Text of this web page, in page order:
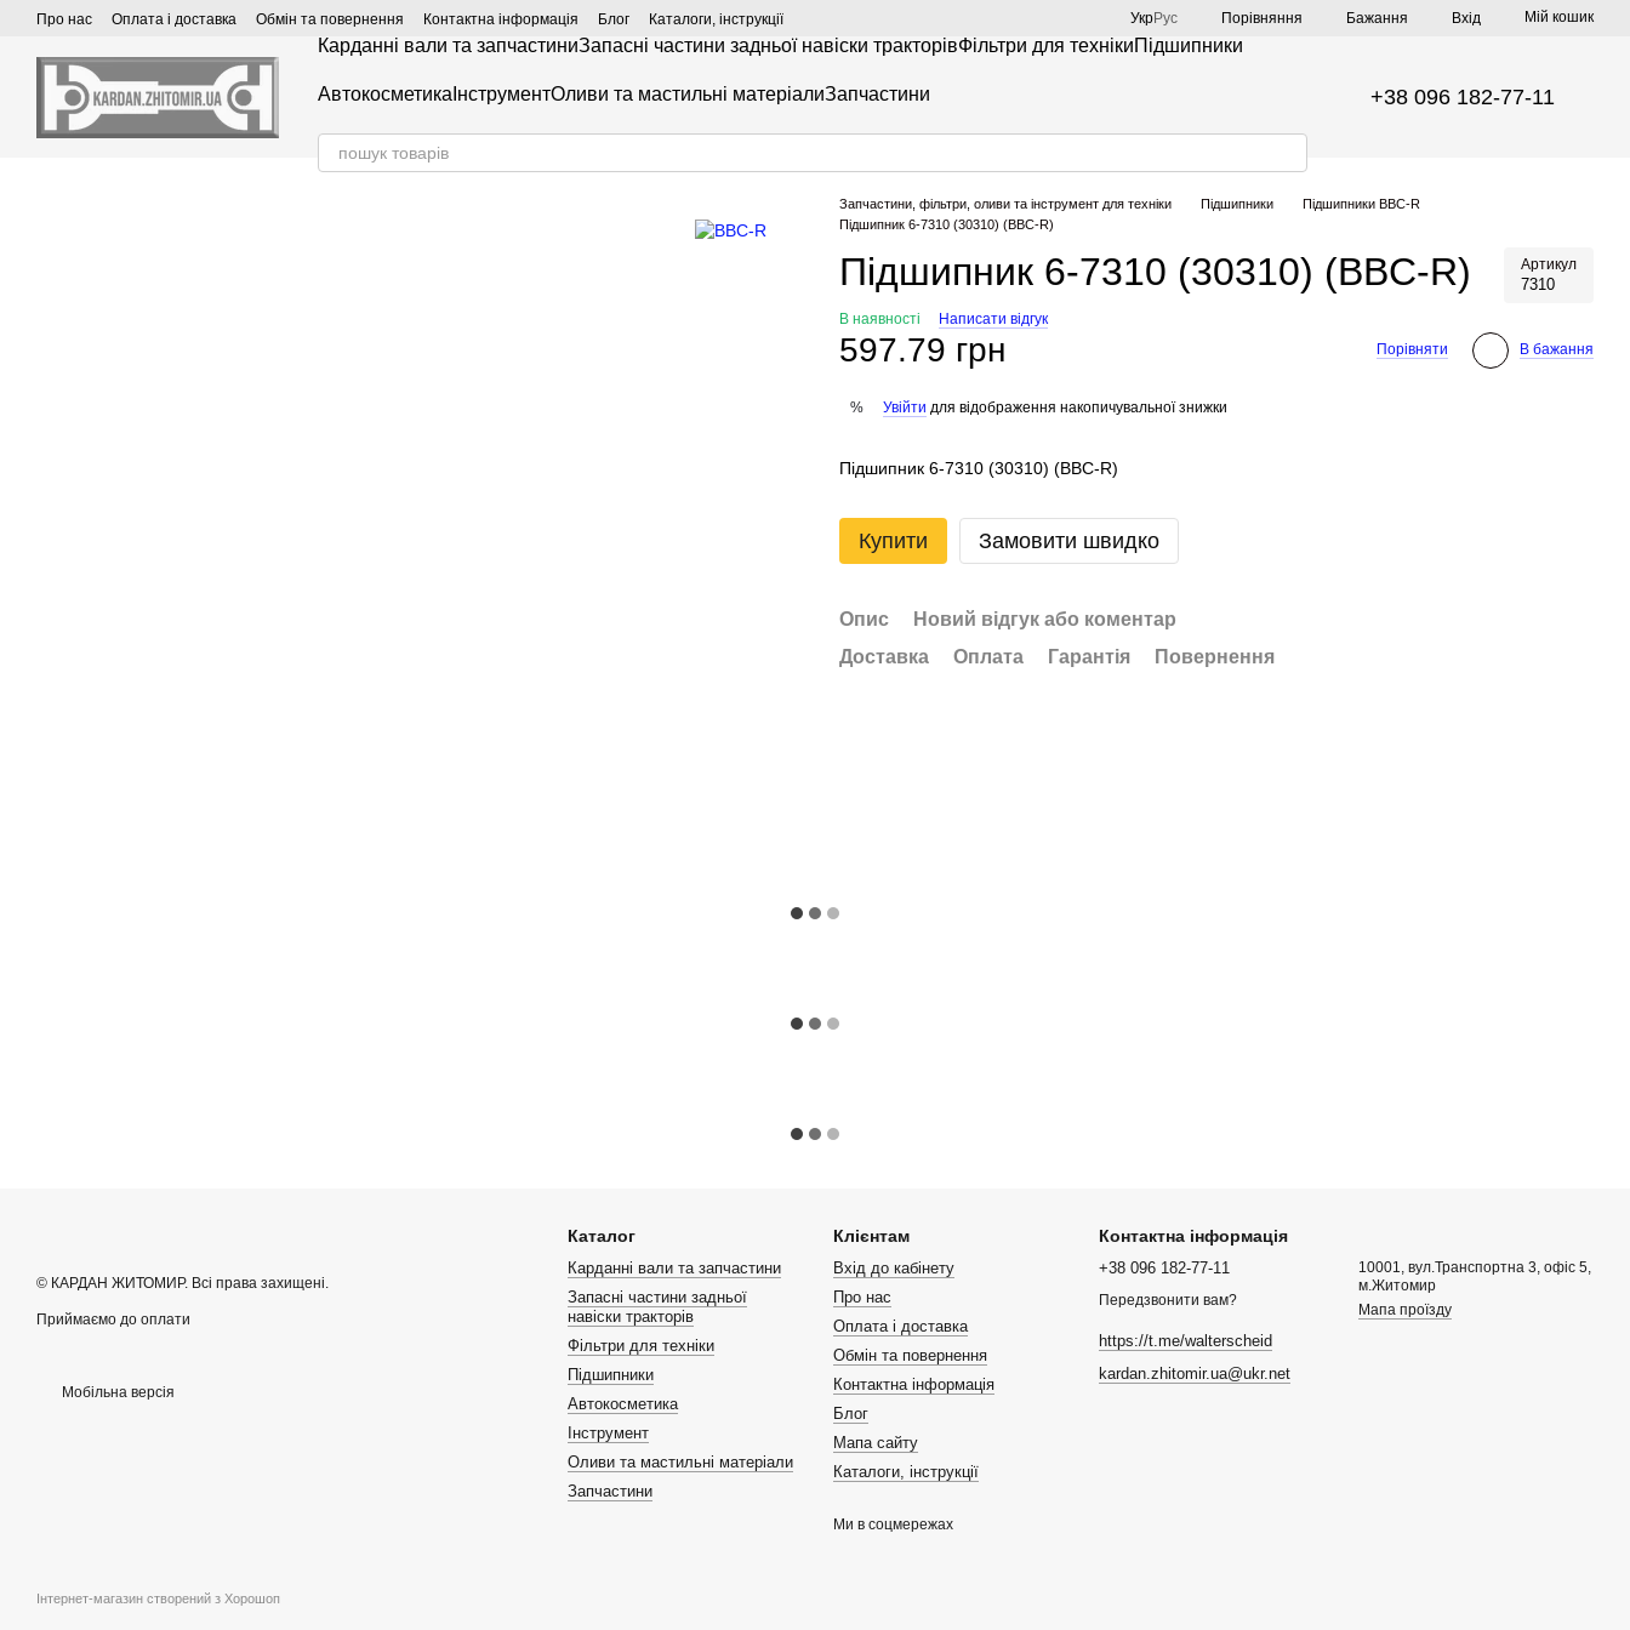
Перейти до основного контенту
Про нас Оплата і доставка Обмін та повернення Контактна інформація Блог Каталоги, інструкції УкрРус Порівняння Бажання Вхід Мій кошик
Карданні вали та запчастиниЗапасні частини задньої навіски тракторівФільтри для технікиПідшипники
Автокосметика ІнструментОливи та мастильні матеріалиЗапчастини +38 096 182-77-11
Запчастини, фільтри, оливи та інструмент для техніки Підшипники
Підшипники BBC-R
Підшипник 6-7310 (30310) (BBC-R)
Підшипник 6-7310 (30310) (BBC-R) Артикул
7310
В наявності Написати відгук
597.79 грн Порівняти В бажання
% Увійти для відображення накопичувальної знижки
Підшипник 6-7310 (30310) (BBC-R)
Купити Замовити швидко
Опис
Новий відгук або коментар
Доставка
Оплата Гарантія Повернення
© КАРДАН ЖИТОМИР. Всі права захищені.
Приймаємо до оплати
Мобільна версія
Інтернет-магазин створений з Хорошоп
Каталог
Карданні вали та запчастини
Запасні частини задньої
навіски тракторів
Фільтри для техніки
Підшипники
Автокосметика
Інструмент
Оливи та мастильні матеріали
Запчастини
Клієнтам
Вхід до кабінету
Про нас
Оплата і доставка
Обмін та повернення
Контактна інформація
Блог
Мапа сайту
Каталоги, інструкції
Ми в соцмережах
Контактна інформація
+38 096 182-77-11
Передзвонити вам?
https://t.me/walterscheid
kardan.zhitomir.ua@ukr.net
10001, вул.Транспортна 3, офіс 5,
м.Житомир
Мапа проїзду